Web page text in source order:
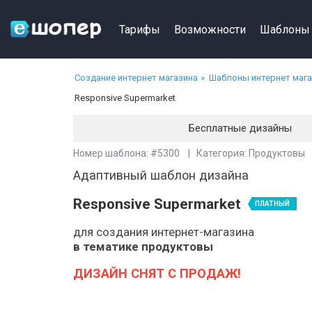
Тарифы Возможности Шаблоны
Создание интернет магазина
Шаблоны интернет
Responsive Supermarket
Бесплатные дизайны
Номер шаблона: #5300 | Категория: Продуктовы
Адаптивный шаблон дизайна
Responsive Supermarket ПЛАТНЫЙ
для создания интернет-магазина
в тематике продуктовы
ДИЗАЙН СНЯТ С ПРОДАЖ!